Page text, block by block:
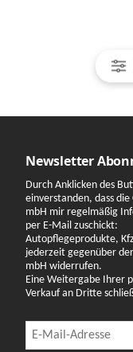
Newsletter
Durch Anklicken des
einverstanden, dass die
mbH mir regelmäßig
per E-Mail zuschickt:
Autopflegeprodukte,
jederzeit gegenüber
mbH widerrufen.
Eine Weitergabe Ihrer
Verkauf an Dritte
Newsletter